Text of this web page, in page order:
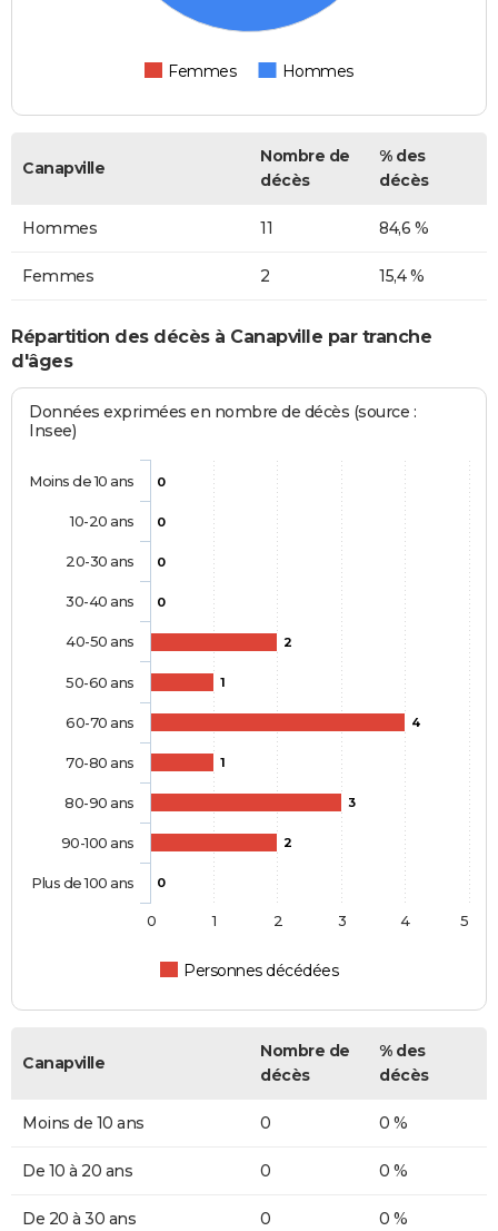
Femmes Hommes
Canapville
Nombre de
décès
% des
décès
Hommes 11 84,6 %
Femmes 2 15,4 %
Répartition des décès à Canapville par tranche
d'âges
Données exprimées en nombre de décès (source :
Insee)
0
0
0
0
2
1
4
1
3
2
0
Personnes décédées
Moins de 10 ans
10-20 ans
20-30 ans
30-40 ans
40-50 ans
50-60 ans
60-70 ans
70-80 ans
80-90 ans
90-100 ans
Plus de 100 ans
0 1 2 3 4 5
Canapville
Nombre de
décès
% des
décès
Moins de 10 ans 0 0 %
De 10 à 20 ans 0 0 %
De 20 à 30 ans 0 0 %